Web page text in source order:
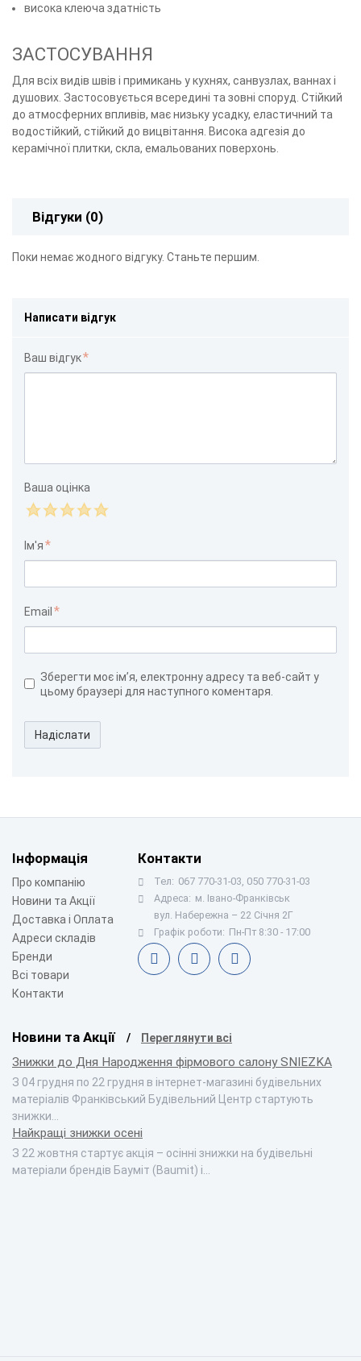
висока клеюча здатність
ЗАСТОСУВАННЯ
Для всіх видів швів і примикань у кухнях, санвузлах, ваннах і
душових. Застосовується всередині та зовні споруд. Стійкий
до атмосферних впливів, має низьку усадку, еластичний та
водостійкий, стійкий до вицвітання. Висока адгезія до
керамічної плитки, скла, емальованих поверхонь.
Відгуки (0)
Поки немає жодного відгуку. Станьте першим.
Написати відгук
Ваш відгук
Ваша оцінка
Ім'я
Email
Зберегти моє ім’я, електронну адресу та веб-сайт у
цьому браузері для наступного коментаря.
Надіслати
Інформація
Про компанію
Новини та Акції
Доставка і Оплата
Адреси складів
Бренди
Всі товари
Контакти
Контакти
Тел: 067 770-31-03, 050 770-31-03
Адреса: м. Івано-Франківськ
вул. Набережна – 22 Січня 2Г
Графік роботи: Пн-Пт 8:30 - 17:00
Новини та Акції Переглянути всі
Знижки до Дня Народження фірмового салону SNIEZKA
З 04 грудня по 22 грудня в інтернет-магазині будівельних
матеріалів Франківський Будівельний Центр стартують
знижки…
Найкращі знижки осені
З 22 жовтня стартує акція – осінні знижки на будівельні
матеріали брендів Бауміт (Baumit) і…